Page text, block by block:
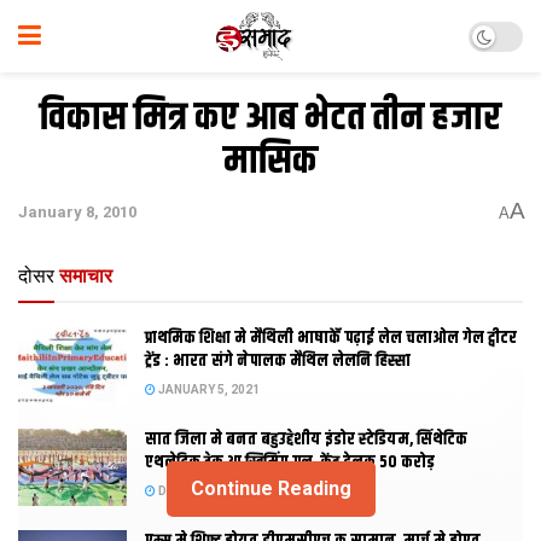
विकास मित्र कए आब भेटत तीन हजार
मासिक
January 8, 2010 AA
दोसर समाचार
प्राथमिक शि‍क्षा मे मैथि‍ली भाषाकेँ पढ़ाई लेल चलाओल गेल ट्वीटर
ट्रेंड : भारत संगे नेपालक मैथिल लेलनि हिस्सा
JANUARY 5, 2021
सात जिला मे बनत बहुउद्देशीय इंडोर स्‍टेडि‍यम, सिंथेटिक
एथलेटिक ट्रेक आ स्विमिंग पुल, केंद्र देलक 50 करोड़
DECEMBER 26, 2020
Continue Reading